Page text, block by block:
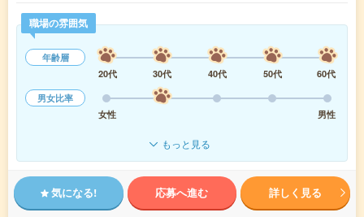
職場の雰囲気
年齢層
20代
30代 40代 50代
60代
男女比率
女性
男性
もっと見る
気になる! 応募へ進む 詳しく見る